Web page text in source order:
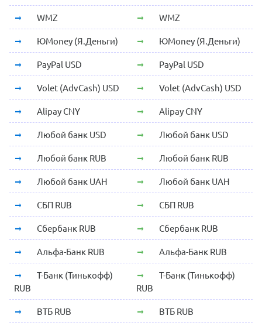
WMZ WMZ
ЮMoney (Я.Деньги) ЮMoney (Я.Деньги)
PayPal USD PayPal USD
Volet (AdvCash) USD Volet (AdvCash) USD
Alipay CNY Alipay CNY
Любой банк USD Любой банк USD
Любой банк RUB Любой банк RUB
Любой банк UAH Любой банк UAH
СБП RUB СБП RUB
Сбербанк RUB Сбербанк RUB
Альфа-Банк RUB Альфа-Банк RUB
Т-Банк (Тинькофф)
RUB
Т-Банк (Тинькофф)
RUB
ВТБ RUB ВТБ RUB